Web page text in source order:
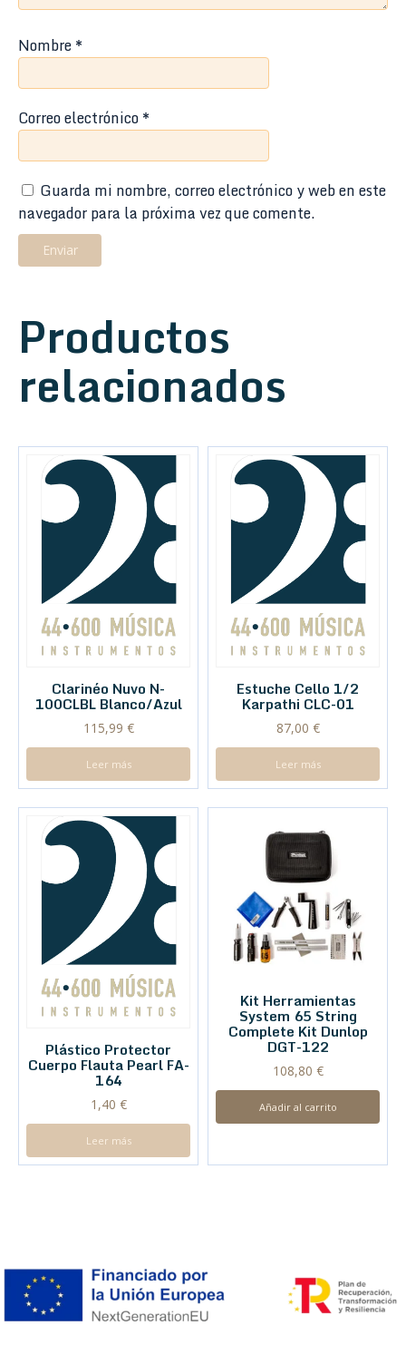
Nombre*
Correo electrónico*
Guarda mi nombre, correo electrónico y web en este
navegador para la próxima vez que comente.
Productos
relacionados
Clarinéo Nuvo N-
100CLBL Blanco/Azul
115,99 €
Leer más
Estuche Cello 1/2
Karpathi CLC-01
87,00 €
Leer más
Plástico Protector
Cuerpo Flauta Pearl FA-
164
1,40 €
Leer más
Kit Herramientas
System 65 String
Complete Kit Dunlop
DGT-122
108,80 €
Añadir al carrito